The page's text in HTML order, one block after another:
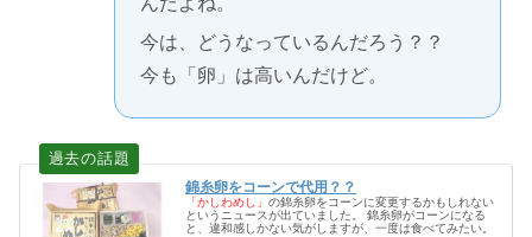
今は、どうなっているんだろう？？
今も「卵」は高いんだけど。
錦糸卵をコーンで代用？？
「かしわめし」の錦糸卵をコーンに変更するかもしれない
というニュースが出ていました。 錦糸卵がコーンになる
と、違和感しかない気がしますが、一度は食べてみたい。